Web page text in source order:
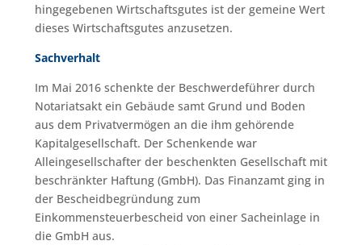
hingegebenen Wirtschaftsgutes ist der gemeine Wert
dieses Wirtschaftsgutes anzusetzen.
Sachverhalt
Im Mai 2016 schenkte der Beschwerdeführer durch
Notariatsakt ein Gebäude samt Grund und Boden
aus dem Privatvermögen an die ihm gehörende
Kapitalgesellschaft. Der Schenkende war
Alleingesellschafter der beschenkten Gesellschaft mit
beschränkter Haftung (GmbH). Das Finanzamt ging in
der Bescheidbegründung zum
Einkommensteuerbescheid von einer Sacheinlage in
die GmbH aus.